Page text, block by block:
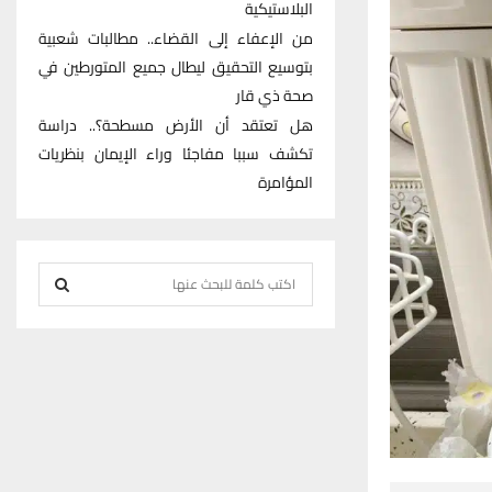
البلاستيكية
من الإعفاء إلى القضاء.. مطالبات شعبية
بتوسيع التحقيق ليطال جميع المتورطين في
صحة ذي قار
هل تعتقد أن الأرض مسطحة؟.. دراسة
تكشف سببا مفاجئا وراء الإيمان بنظريات
المؤامرة
e